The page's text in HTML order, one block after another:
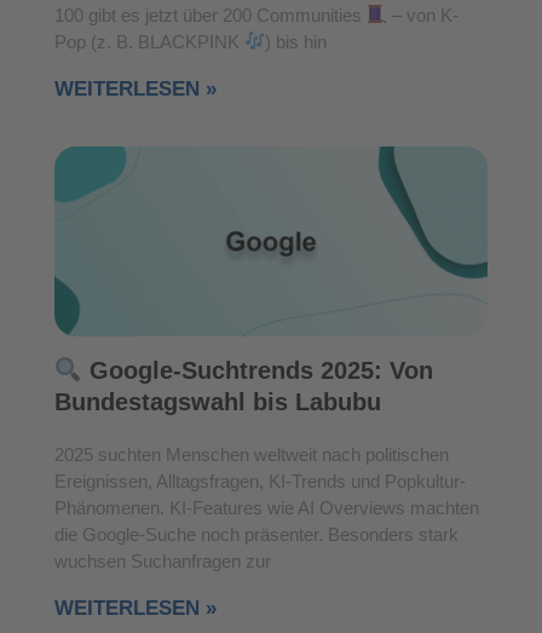
100 gibt es jetzt über 200 Communities
– von K-
Pop (z. B. BLACKPINK
) bis hin
WEITERLESEN »
Google-Suchtrends 2025: Von
Bundestagswahl bis Labubu
2025 suchten Menschen weltweit nach politischen
Ereignissen, Alltagsfragen, KI-Trends und Popkultur-
Phänomenen. KI-Features wie AI Overviews machten
die Google-Suche noch präsenter. Besonders stark
wuchsen Suchanfragen zur
WEITERLESEN »